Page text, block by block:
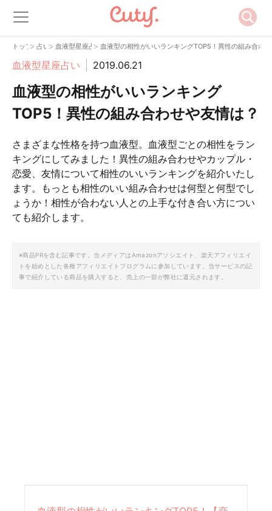
トップ> 占い> 血液型星座占い
> 血液型の相性がいいランキングTOP5！異性の組み合わ
血液型星座占い 2019.06.21
血液型の相性がいいランキング
TOP5！異性の組み合わせや友情は？
さまざまな性格を持つ血液型。血液型ごとの相性をラン
キングにしてみました！異性の組み合わせやカップル・
恋愛、友情について相性のいいランキングを紹介いたし
ます。もっとも相性のいい組み合わせは何型と何型でし
ょうか！相性が合わない人との上手な付き合い方につい
ても紹介します。
※商品PRを含む記事です。当メディアはAmazonアソシエイト、楽天アフィリエイ
トを始めとした各種アフィリエイトプログラムに参加しています。当サービスの記
事で紹介している商品を購入すると、売上の一部が弊社に還元されます。